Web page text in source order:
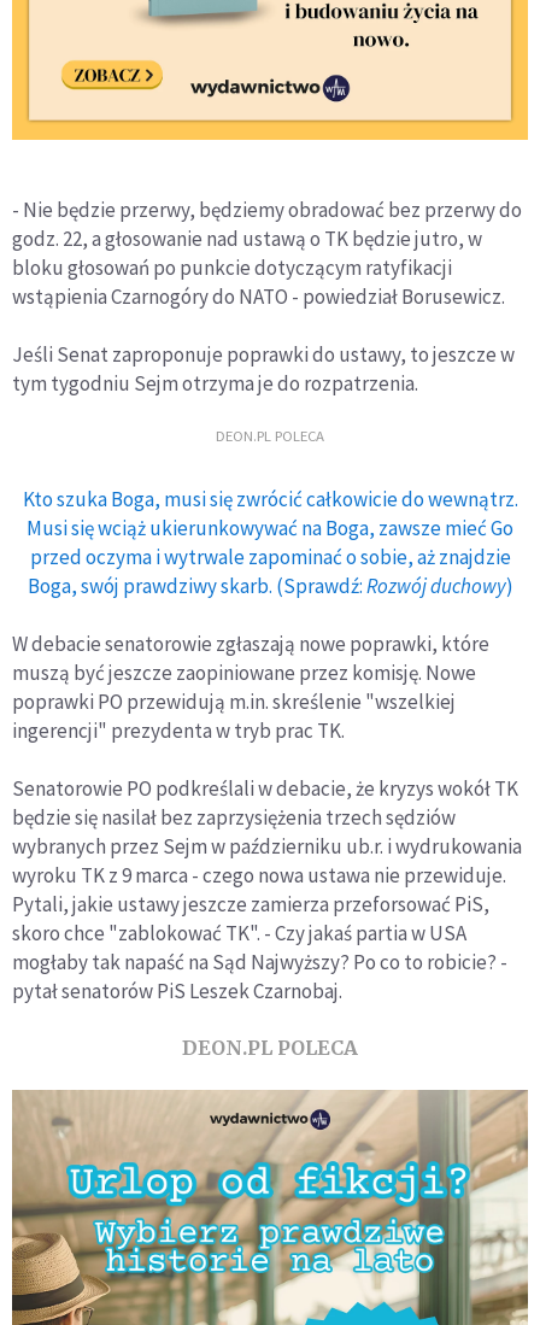
- Nie będzie przerwy, będziemy obradować bez przerwy do
godz. 22, a głosowanie nad ustawą o TK będzie jutro, w
bloku głosowań po punkcie dotyczącym ratyfikacji
wstąpienia Czarnogóry do NATO - powiedział Borusewicz.
Jeśli Senat zaproponuje poprawki do ustawy, to jeszcze w
tym tygodniu Sejm otrzyma je do rozpatrzenia.
DEON.PL POLECA
Kto szuka Boga, musi się zwrócić całkowicie do wewnątrz.
Musi się wciąż ukierunkowywać na Boga, zawsze mieć Go
przed oczyma i wytrwale zapominać o sobie, aż znajdzie
Boga, swój prawdziwy skarb. (Sprawdź:Rozwój duchowy)
W debacie senatorowie zgłaszają nowe poprawki, które
muszą być jeszcze zaopiniowane przez komisję. Nowe
poprawki PO przewidują m.in. skreślenie "wszelkiej
ingerencji" prezydenta w tryb prac TK.
Senatorowie PO podkreślali w debacie, że kryzys wokół TK
będzie się nasilał bez zaprzysiężenia trzech sędziów
wybranych przez Sejm w październiku ub.r. i wydrukowania
wyroku TK z 9 marca - czego nowa ustawa nie przewiduje.
Pytali, jakie ustawy jeszcze zamierza przeforsować PiS,
skoro chce "zablokować TK". - Czy jakaś partia w USA
mogłaby tak napaść na Sąd Najwyższy? Po co to robicie? -
pytał senatorów PiS Leszek Czarnobaj.
DEON.PL POLECA